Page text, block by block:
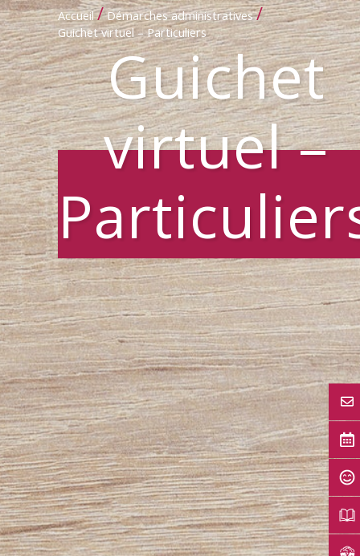
Accueil / Démarches administratives /
Guichet virtuel – Particuliers
Guichet
virtuel –